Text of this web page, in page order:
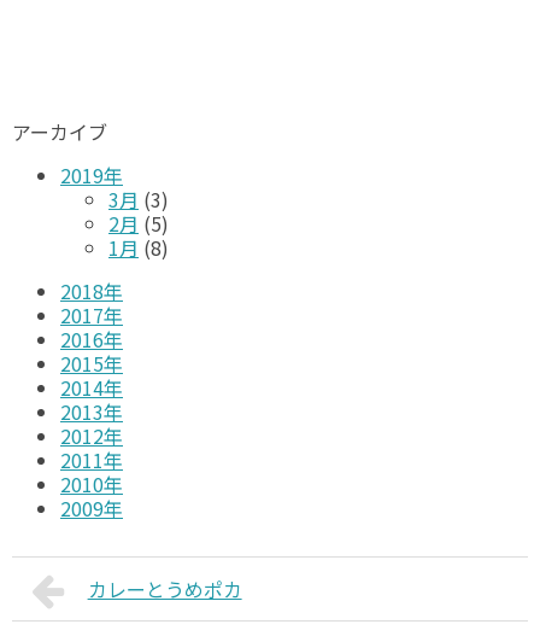
アーカイブ
2019年
3月 (3)
2月 (5)
1月 (8)
2018年
2017年
2016年
2015年
2014年
2013年
2012年
2011年
2010年
2009年
カレーとうめポカ